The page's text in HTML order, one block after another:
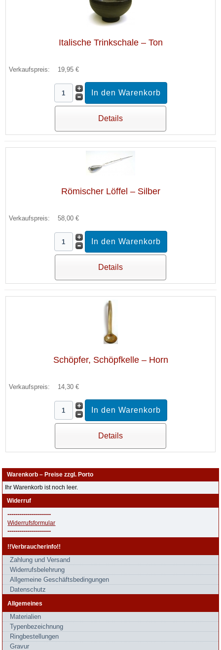
Italische Trinkschale – Ton
Verkaufspreis: 19,95 €
Details
Römischer Löffel – Silber
Verkaufspreis: 58,00 €
Details
Schöpfer, Schöpfkelle – Horn
Verkaufspreis: 14,30 €
Details
Warenkorb – Preise zzgl. Porto
Ihr Warenkorb ist noch leer.
Widerruf
----------------------
Widerrufsformular
----------------------
!!Verbraucherinfo!!
Zahlung und Versand
Widerrufsbelehrung
Allgemeine Geschäftsbedingungen
Datenschutz
Allgemeines
Materialien
Typenbezeichnung
Ringbestellungen
Gravur